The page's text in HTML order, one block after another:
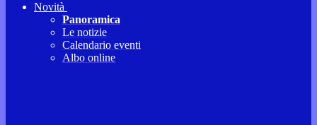
Novità
Panoramica
Le notizie
Calendario eventi
Albo online